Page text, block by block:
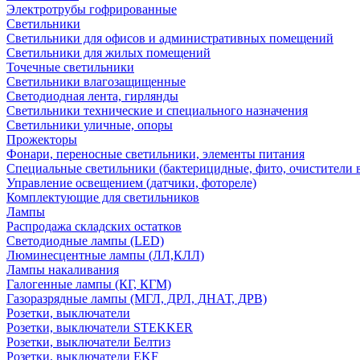
Электротрубы гофрированные
Светильники
Светильники для офисов и административных помещений
Светильники для жилых помещений
Точечные светильники
Светильники влагозащищенные
Светодиодная лента, гирлянды
Светильники технические и специального назначения
Светильники уличные, опоры
Прожекторы
Фонари, переносные светильники, элементы питания
Специальные светильники (бактерицидные, фито, очистители
Управление освещением (датчики, фотореле)
Комплектующие для светильников
Лампы
Распродажа складских остатков
Светодиодные лампы (LED)
Люминесцентные лампы (ЛЛ,КЛЛ)
Лампы накаливания
Галогенные лампы (КГ, КГМ)
Газоразрядные лампы (МГЛ, ДРЛ, ДНАТ, ДРВ)
Розетки, выключатели
Розетки, выключатели STEKKER
Розетки, выключатели Белтиз
Розетки, выключатели EKF